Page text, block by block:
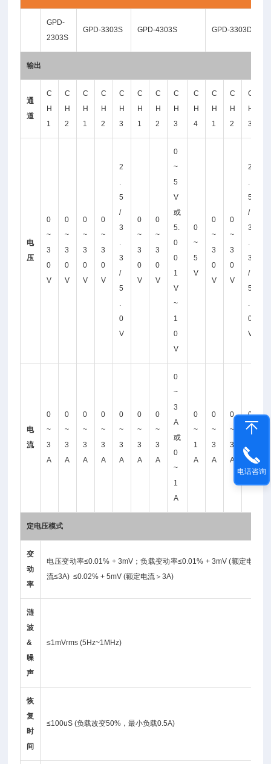
GPD-
2303S
GPD-3303S GPD-4303S GPD-3303D
输出
通
道
C
H
1
C
H
2
C
H
1
C
H
2
C
H
3
C
H
1
C
H
2
C
H
3
C
H
4
C
H
1
C
H
2
C
H
3
电
压
0
~
3
0
V
0
~
3
0
V
0
~
3
0
V
0
~
3
0
V
2
.
5
/
3
.
3
/
5
.
0
V
0
~
3
0
V
0
~
3
0
V
0
~
5
V
或
5.
0
0
1
V
~
1
0
V
0
~
5
V
0
~
3
0
V
0
~
3
0
V
2
.
5
/
3
.
3
/
5
.
0
V
电
流
0
~
3
A
0
~
3
A
0
~
3
A
0
~
3
A
0
~
3
A
0
~
3
A
0
~
3
A
0
~
3
A
或
0
~
1
A
0
~
1
A
0
~
3
A
0
~
3
A
0
~
A
定电压模式
变
动
率
电压变动率≤0.01% + 3mV；负载变动率≤0.01% + 3mV (额定电
流≤3A) ≤0.02% + 5mV (额定电流＞3A)
涟
波
&
噪
声
≤1mVrms (5Hz~1MHz)
恢
复
时
间
≤100uS (负载改变50%，最小负载0.5A)
电话咨询